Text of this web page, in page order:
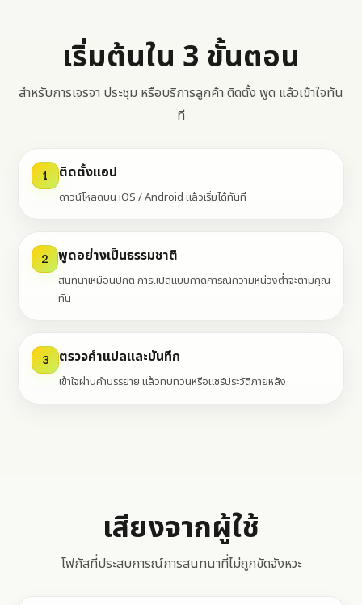
เริ่มต้นใน 3 ขั้นตอน
สำหรับการเจรจา ประชุม หรือบริการลูกค้า ติดตั้ง พูด แล้วเข้าใจทัน
ที
1 ติดตั้งแอป
ดาวน์โหลดบน iOS / Android แล้วเริ่มได้ทันที
2 พูดอย่างเป็นธรรมชาติ
สนทนาเหมือนปกติ การแปลแบบคาดการณ์ความหน่วงต่ำจะตามคุณ
ทัน
3 ตรวจคำแปลและบันทึก
เข้าใจผ่านคำบรรยาย แล้วทบทวนหรือแชร์ประวัติภายหลัง
เสียงจากผู้ใช้
โฟกัสที่ประสบการณ์การสนทนาที่ไม่ถูกขัดจังหวะ